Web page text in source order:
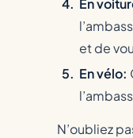
Décalage
En
et de
En vélo:
N’oubliez